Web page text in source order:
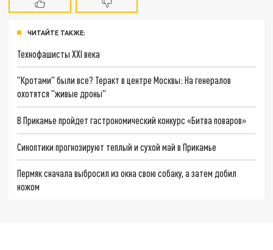
ЧИТАЙТЕ ТАКЖЕ:
Технофашисты XXI века
"Кротами" были все? Теракт в центре Москвы: На генералов
охотятся "живые дроны"
В Прикамье пройдет гастрономический конкурс «Битва поваров»
Синоптики прогнозируют теплый и сухой май в Прикамье
Пермяк сначала выбросил из окна свою собаку, а затем добил
ножом